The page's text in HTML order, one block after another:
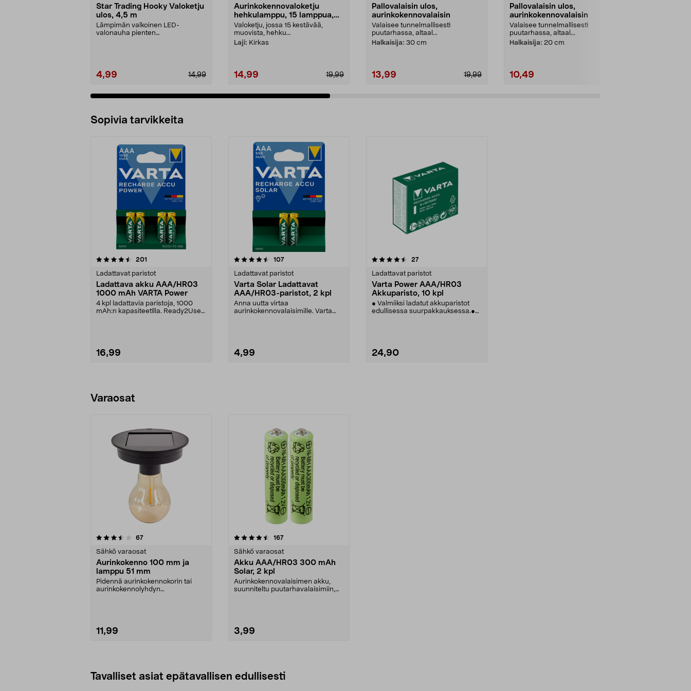
Star Trading Hooky Valoketju
ulos, 4,5 m
Lämpimän valkoinen LED-
valonauha pienten
4,99 14,99
Aurinkokennovaloketju
hehkulamppu, 15 lamppua,
7,2 m
Valoketju, jossa 15 kestävää,
muovista, hehku...
Laji: Kirkas
14,99 19,99
Pallovalaisin ulos,
aurinkokennovalaisin
Valaisee tunnelmallisesti
puutarhassa, altaal...
Halkaisija: 30 cm
13,99 19,99
Pallovalaisin ulos,
aurinkokennovalaisin
Valaisee tunnelmallisesti
puutarhassa, altaal...
Halkaisija: 20 cm
10,49
Sopivia tarvikkeita
201
Ladattavat paristot
Ladattava akku AAA/HR03
1000 mAh VARTA Power
4 kpl ladattavia paristoja, 1000
mAh:n kapasiteetilla. Ready2Use
16,99
4.5viidestä
107arvostelut
Ladattavat paristot
Varta Solar Ladattavat
AAA/HR03-paristot, 2 kpl
Anna uutta virtaa
aurinkokennovalaisimille. Varta
4,99
4.5viidestä
27arvostelut
Ladattavat paristot
Varta Power AAA/HR03
Akkuparisto, 10 kpl
● Valmiiksi ladatut akkuparistot
edullisessa suurpakkauksessa.●
24,90
Varaosat
67arvostelut
Sähkö varaosat
Aurinkokenno 100 mm ja
lamppu 51 mm
Pidennä aurinkokennokorin tai
aurinkokennolyhdyn
11,99
4.5viidestä
167arvostelut
Sähkö varaosat
Akku AAA/HR03 300 mAh
Solar, 2 kpl
Aurinkokennovalaisimen akku,
suunniteltu puutarhavalaisimiin,
3,99
Tavalliset asiat epätavallisen edullisesti